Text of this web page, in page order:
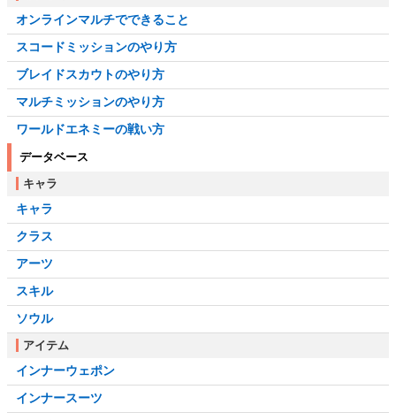
オンラインマルチでできること
スコードミッションのやり方
ブレイドスカウトのやり方
マルチミッションのやり方
ワールドエネミーの戦い方
データベース
キャラ
キャラ
クラス
アーツ
スキル
ソウル
アイテム
インナーウェポン
インナースーツ